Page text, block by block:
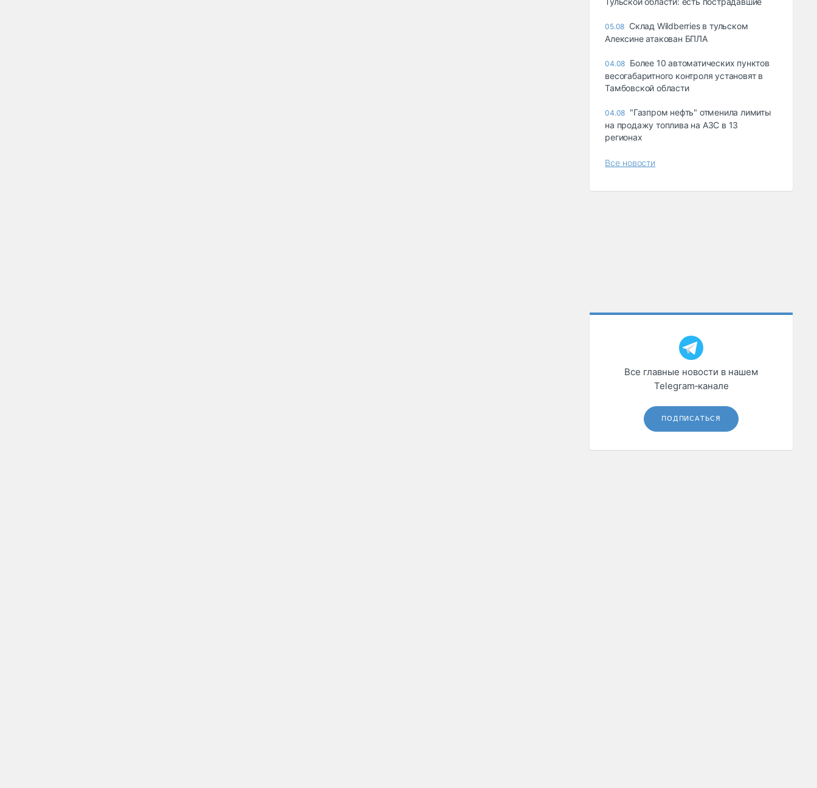
05.08 Склад Wildberries в тульском
Алексине атакован БПЛА
04.08 Более 10 автоматических пунктов
весогабаритного контроля установят в
Тамбовской области
04.08 "Газпром нефть" отменила лимиты
на продажу топлива на АЗС в 13
регионах
Все новости
Все главные новости в нашем
Telegram‑канале
ПОДПИСАТЬСЯ